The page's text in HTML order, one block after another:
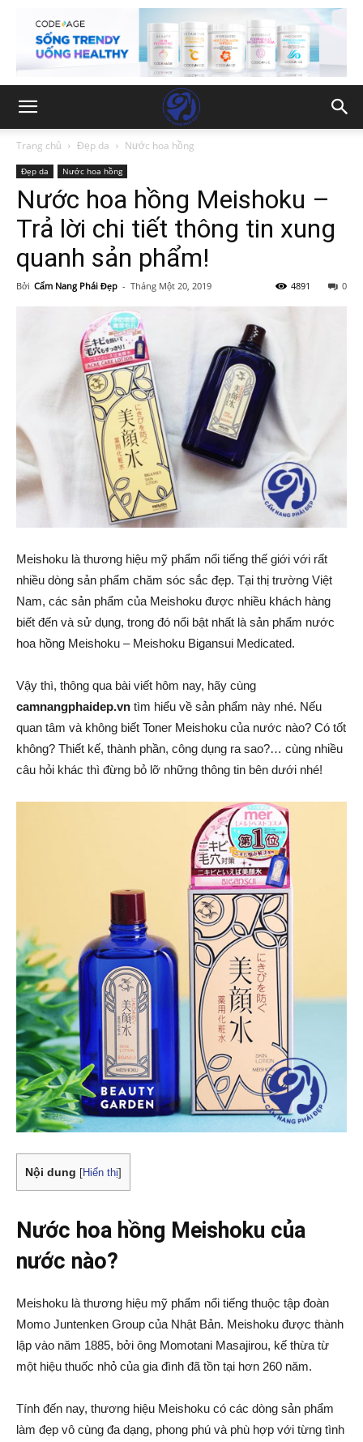
Trang chủ Đẹp da Nước hoa hồng
Đẹp da Nước hoa hồng
Nước hoa hồng Meishoku –
Trả lời chi tiết thông tin xung
quanh sản phẩm!
Bởi Cẩm Nang Phái Đẹp - Tháng Một 20, 2019 0
4891
Meishoku là thương hiệu mỹ phẩm nổi tiếng thế giới với rất
nhiều dòng sản phẩm chăm sóc sắc đẹp. Tại thị trường Việt
Nam, các sản phẩm của Meishoku được nhiều khách hàng
biết đến và sử dụng, trong đó nổi bật nhất là sản phẩm nước
hoa hồng Meishoku – Meishoku Bigansui Medicated.
Vậy thì, thông qua bài viết hôm nay, hãy cùng
camnangphaidep.vn tìm hiểu về sản phẩm này nhé. Nếu
quan tâm và không biết Toner Meishoku của nước nào? Có tốt
không? Thiết kế, thành phần, công dụng ra sao?… cùng nhiều
câu hỏi khác thì đừng bỏ lỡ những thông tin bên dưới nhé!
Nội dung [Hiển thị]
Nước hoa hồng Meishoku của
nước nào?
Meishoku là thương hiệu mỹ phẩm nổi tiếng thuộc tập đoàn
Momo Juntenken Group của Nhật Bản. Meishoku được thành
lập vào năm 1885, bởi ông Momotani Masajirou, kế thừa từ
một hiệu thuốc nhỏ của gia đình đã tồn tại hơn 260 năm.
Tính đến nay, thương hiệu Meishoku có các dòng sản phẩm
làm đẹp vô cùng đa dạng, phong phú và phù hợp với từng tình